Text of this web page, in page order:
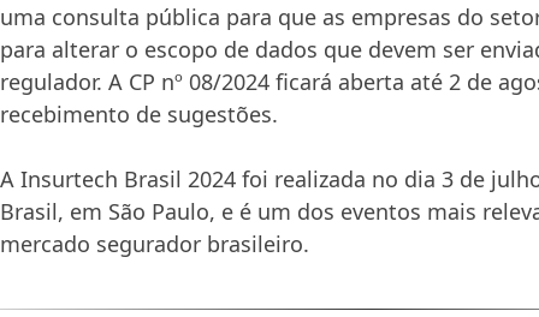
uma consulta pública para que as empresas do
para alterar o escopo de dados que devem ser
regulador. A CP nº 08/2024 ficará aberta até 2 de
recebimento de sugestões.
A Insurtech Brasil 2024 foi realizada no dia 3 de
Brasil, em São Paulo, e é um dos eventos mais
mercado segurador brasileiro.